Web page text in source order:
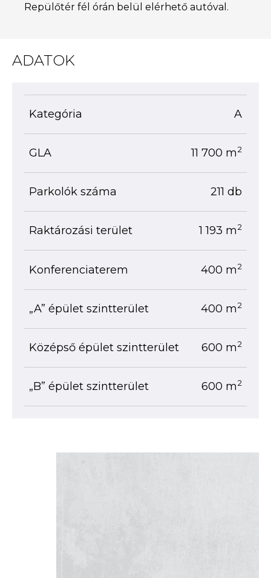
Repülőtér fél órán belül elérhető autóval.
ADATOK
Kategória A
GLA 11 700 m2
Parkolók száma 211 db
Raktározási terület 1 193 m2
Konferenciaterem 400 m2
„A” épület szintterület 400 m2
Középső épület szintterület 600 m2
„B” épület szintterület 600 m2